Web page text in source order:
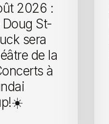
2026 :
Doug St-
sera
de la
à